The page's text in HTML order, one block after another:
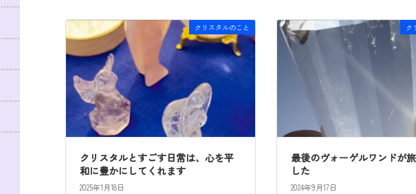
クリスタルのこと
クリスタルとすごす日常は、心を平
和に豊かにしてくれます
2025年1月18日
ク
最後のヴォーゲルワンドが
した
2024年9月17日